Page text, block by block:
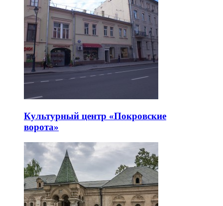
Культурный центр «Покровские
ворота»